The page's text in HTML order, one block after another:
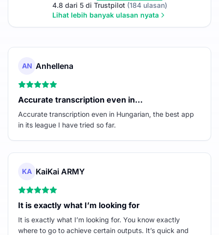
4.8 dari 5 di Trustpilot(184 ulasan)
Lihat lebih banyak ulasan nyata
AN Anhellena
Accurate transcription even in…
Accurate transcription even in Hungarian, the best app
in its league I have tried so far.
KA KaiKai ARMY
It is exactly what I’m looking for
It is exactly what I’m looking for. You know exactly
where to go to achieve certain outputs. It’s quick and